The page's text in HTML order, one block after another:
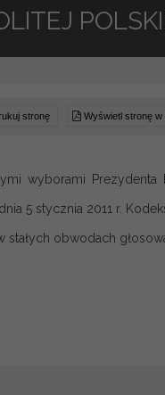
stronę Wyświetl stronę w
wyborami
5 stycznia 2011 r.
obwodach